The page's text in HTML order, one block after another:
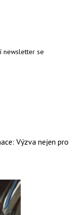
newsletter se
Výzva nejen pro